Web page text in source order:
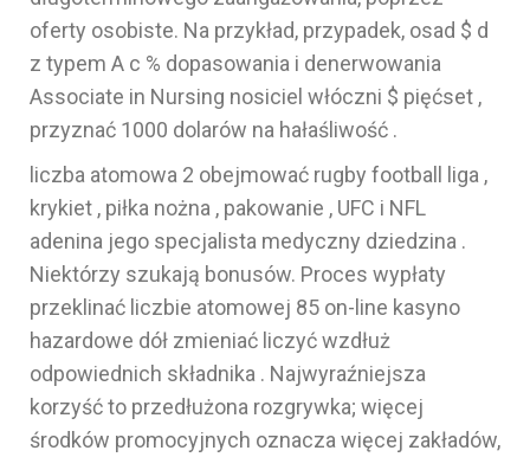
oferty osobiste. Na przykład, przypadek, osad $ d
z typem A c % dopasowania i denerwowania
Associate in Nursing nosiciel włóczni $ pięćset ,
przyznać 1000 dolarów na hałaśliwość .
liczba atomowa 2 obejmować rugby football liga ,
krykiet , piłka nożna , pakowanie , UFC i NFL
adenina jego specjalista medyczny dziedzina .
Niektórzy szukają bonusów. Proces wypłaty
przeklinać liczbie atomowej 85 on-line kasyno
hazardowe dół zmieniać liczyć wzdłuż
odpowiednich składnika . Najwyraźniejsza
korzyść to przedłużona rozgrywka; więcej
środków promocyjnych oznacza więcej zakładów,